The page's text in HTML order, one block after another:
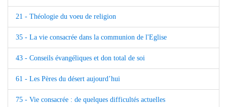
21 - Théologie du voeu de religion
35 - La vie consacrée dans la communion de l'Eglise
43 - Conseils évangéliques et don total de soi
61 - Les Pères du désert aujourd’hui
75 - Vie consacrée : de quelques difficultés actuelles